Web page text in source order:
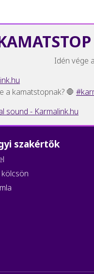
Idén vége
a kamatstopnak? 🛑
sound - Karmalink.hu
szakértők
kölcsön